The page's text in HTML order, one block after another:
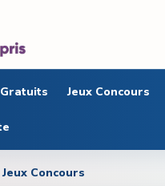
Jeux Concours
Jeux Concours